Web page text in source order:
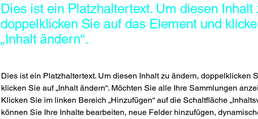
Dies ist ein Platzhaltertext. Um diesen Inhalt
doppelklicken Sie auf das Element und
„Inhalt ändern“.
Dies ist ein Platzhaltertext. Um diesen Inhalt zu ändern, doppelklicken
klicken Sie auf „Inhalt ändern“. Möchten Sie alle Ihre Sammlungen
Klicken Sie im linken Bereich „Hinzufügen“ auf die Schaltfläche
können Sie Ihre Inhalte bearbeiten, neue Felder hinzufügen,